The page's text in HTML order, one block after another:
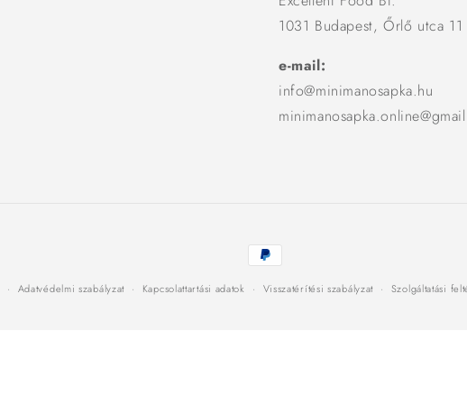
1031 Budapest, Őrlő utca 11
e-mail:
info@minimanosapka.hu
Fizetési
módok
Adatvédelmi szabályzat Kapcsolattartási adatok Visszatérítési szabályzat Szolgáltatási